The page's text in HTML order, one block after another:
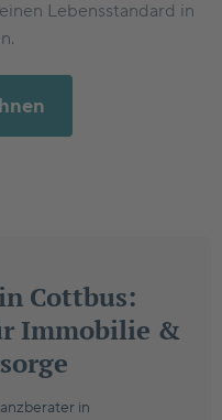
Lebensstandard in
Cottbus:
Immobilie &
in